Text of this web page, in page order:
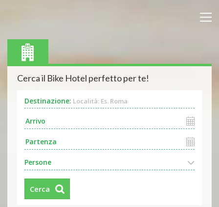
Cerca il Bike Hotel perfetto per te!
Destinazione: Località: Es. Roma
Persone
Cerca